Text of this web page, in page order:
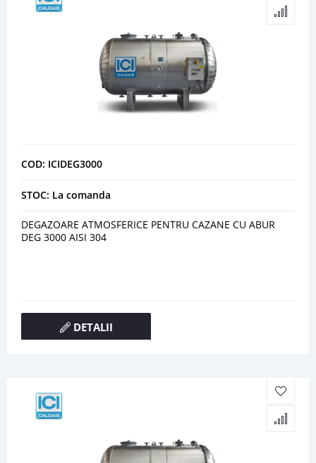
COD: ICIDEG3000
STOC: La comanda
DEGAZOARE ATMOSFERICE PENTRU CAZANE CU ABUR
DEG 3000 AISI 304
DETALII